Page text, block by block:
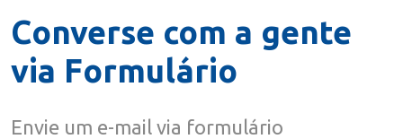
Converse com a gente
via Formulário
Envie um e-mail via formulário